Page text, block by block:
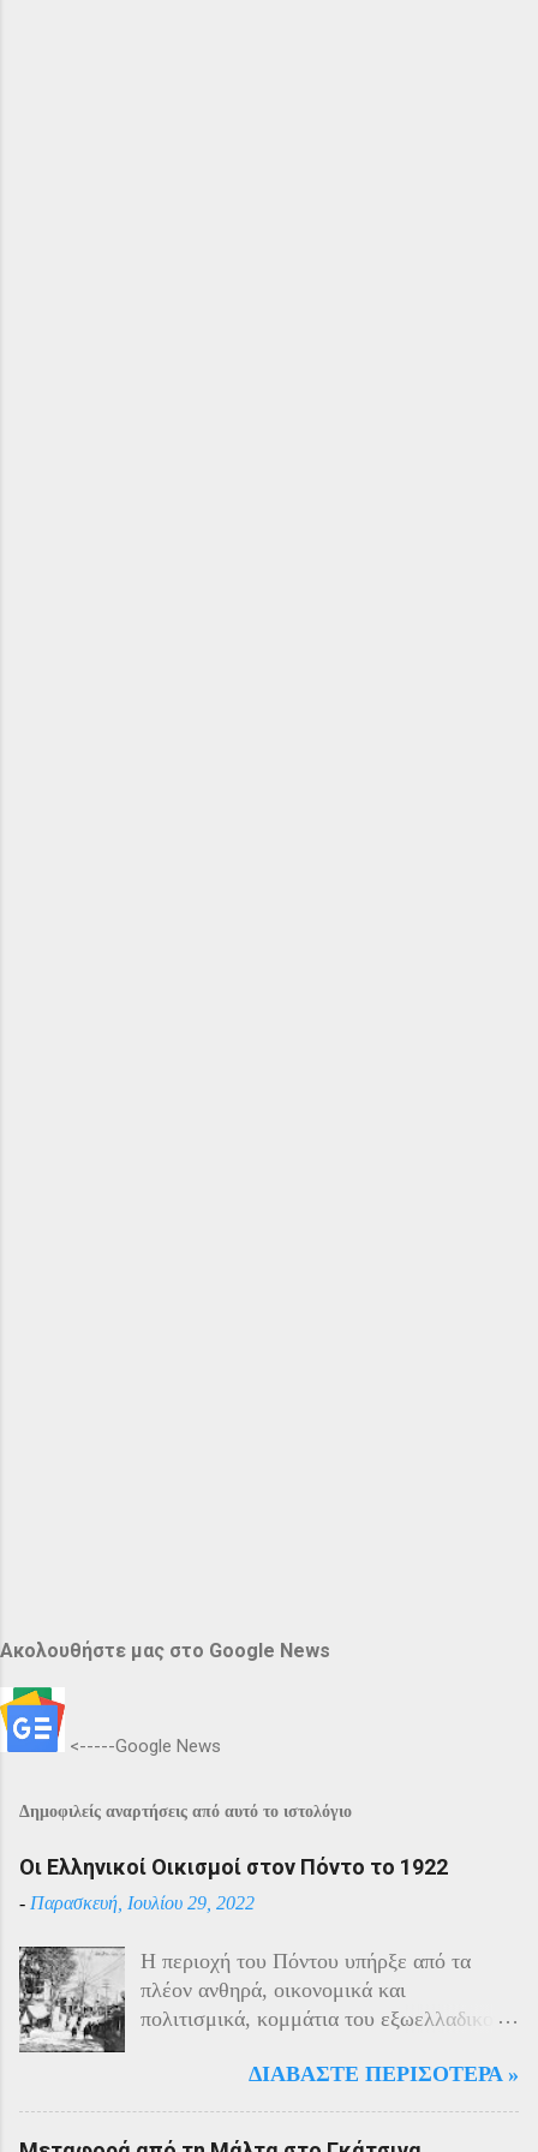
Ακολουθήστε μας στο Google News
<-----Google News
Δημοφιλείς αναρτήσεις από αυτό το ιστολόγιο
Οι Ελληνικοί Οικισμοί στον Πόντο το 1922
- Παρασκευή, Ιουλίου 29, 2022
Η περιοχή του Πόντου υπήρξε από τα
πλέον ανθηρά, οικονομικά και
πολιτισμικά, κομμάτια του εξωελλαδικού
40% του πληθυσμού της περιοχής και μαζί
ΔΙΑΒΆΣΤΕ ΠΕΡΙΣΌΤΕΡΑ »